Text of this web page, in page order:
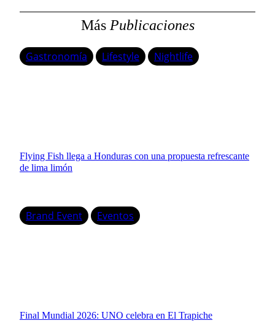
MásPublicaciones
Gastronomía Lifestyle Nightlife
Flying Fish llega a Honduras con una propuesta refrescante
de lima limón
Brand Event Eventos
Final Mundial 2026: UNO celebra en El Trapiche